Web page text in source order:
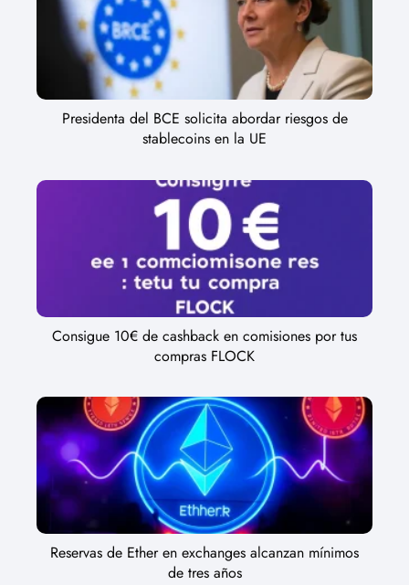
Presidenta del BCE solicita abordar riesgos de
stablecoins en la UE
Consigue 10€ de cashback en comisiones por tus
compras FLOCK
Reservas de Ether en exchanges alcanzan mínimos
de tres años